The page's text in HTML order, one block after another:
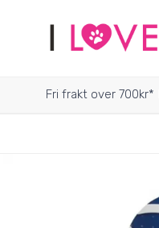
Fri frakt over 700kr*